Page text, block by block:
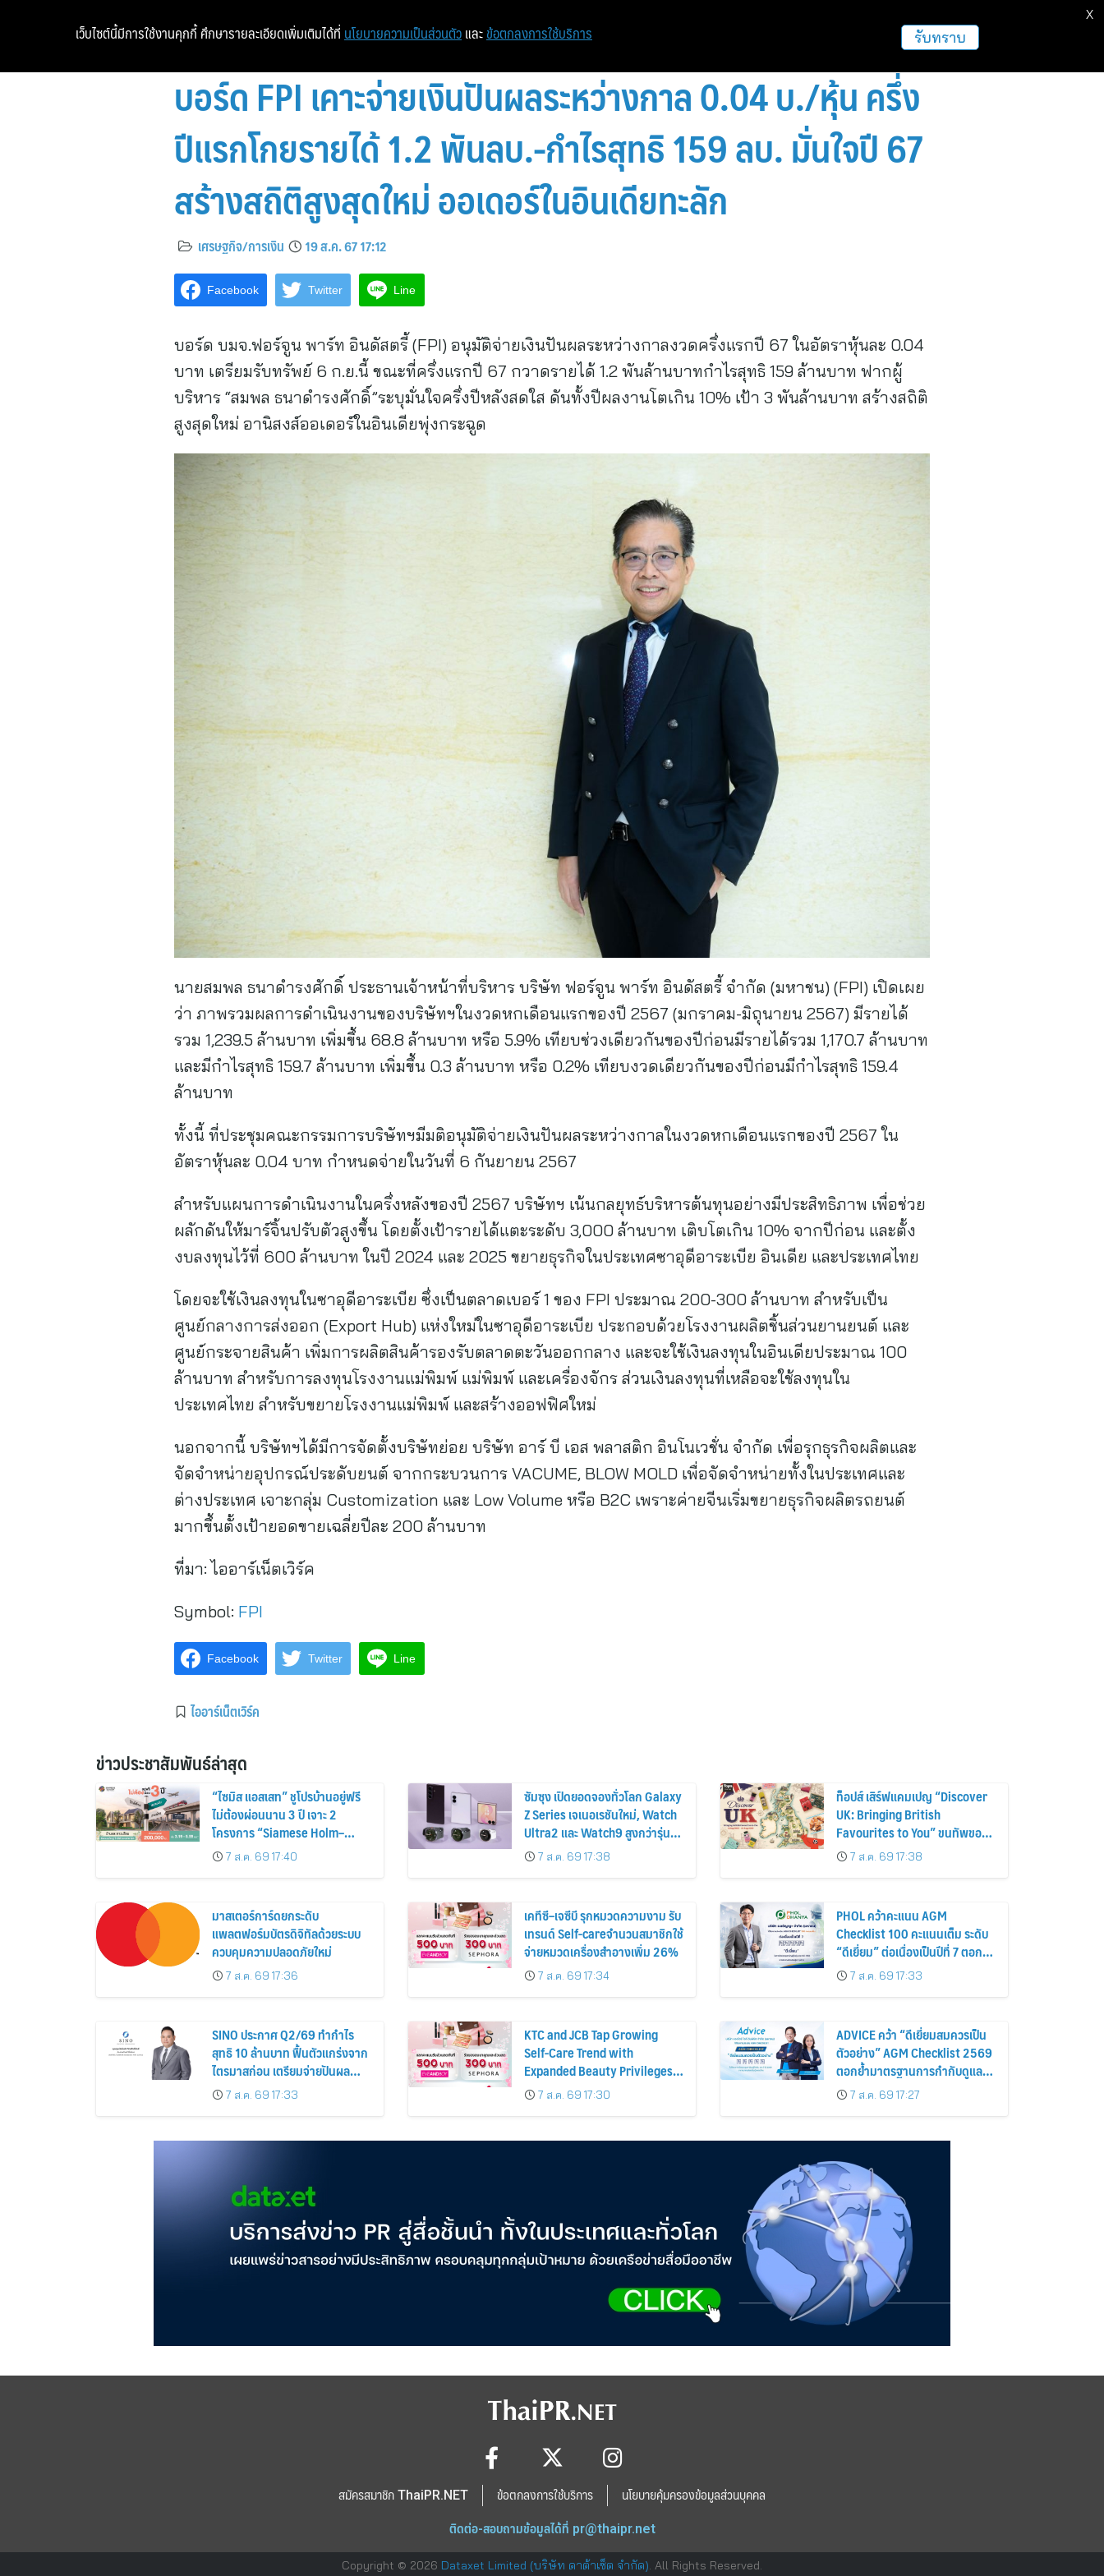
หน้าแรก ท่องเที่ยว ฝากข่าวประชาสัมพันธ์
บอร์ด FPI เคาะจ่ายเงินปันผลระหว่างกาล 0.04 บ./หุ้น ครึ่ง
ปีแรกโกยรายได้ 1.2 พันลบ.-กำไรสุทธิ 159 ลบ. มั่นใจปี 67
สร้างสถิติสูงสุดใหม่ ออเดอร์ในอินเดียทะลัก
เศรษฐกิจ/การเงิน 19 ส.ค. 67 17:12
Facebook Twitter Line
บอร์ด บมจ.ฟอร์จูน พาร์ท อินดัสตรี้ (FPI) อนุมัติจ่ายเงินปันผลระหว่างกาลงวดครึ่งแรกปี 67 ในอัตราหุ้นละ 0.04
บาท เตรียมรับทรัพย์ 6 ก.ย.นี้ ขณะที่ครึ่งแรกปี 67 กวาดรายได้ 1.2 พันล้านบาทกำไรสุทธิ 159 ล้านบาท ฟากผู้
บริหาร “สมพล ธนาดำรงศักดิ์”ระบุมั่นใจครึ่งปีหลังสดใส ดันทั้งปีผลงานโตเกิน 10% เป้า 3 พันล้านบาท สร้างสถิติ
สูงสุดใหม่ อานิสงส์ออเดอร์ในอินเดียพุ่งกระฉูด
นายสมพล ธนาดำรงศักดิ์ ประธานเจ้าหน้าที่บริหาร บริษัท ฟอร์จูน พาร์ท อินดัสตรี้ จำกัด (มหาชน) (FPI) เปิดเผย
ว่า ภาพรวมผลการดำเนินงานของบริษัทฯในงวดหกเดือนแรกของปี 2567 (มกราคม-มิถุนายน 2567) มีรายได้
รวม 1,239.5 ล้านบาท เพิ่มขึ้น 68.8 ล้านบาท หรือ 5.9% เทียบช่วงเดียวกันของปีก่อนมีรายได้รวม 1,170.7 ล้านบาท
และมีกำไรสุทธิ 159.7 ล้านบาท เพิ่มขึ้น 0.3 ล้านบาท หรือ 0.2% เทียบงวดเดียวกันของปีก่อนมีกำไรสุทธิ 159.4
ล้านบาท
ทั้งนี้ ที่ประชุมคณะกรรมการบริษัทฯมีมติอนุมัติจ่ายเงินปันผลระหว่างกาลในงวดหกเดือนแรกของปี 2567 ใน
อัตราหุ้นละ 0.04 บาท กำหนดจ่ายในวันที่ 6 กันยายน 2567
สำหรับแผนการดำเนินงานในครึ่งหลังของปี 2567 บริษัทฯ เน้นกลยุทธ์บริหารต้นทุนอย่างมีประสิทธิภาพ เพื่อช่วย
ผลักดันให้มาร์จิ้นปรับตัวสูงขึ้น โดยตั้งเป้ารายได้แตะระดับ 3,000 ล้านบาท เติบโตเกิน 10% จากปีก่อน และตั้ง
งบลงทุนไว้ที่ 600 ล้านบาท ในปี 2024 และ 2025 ขยายธุรกิจในประเทศซาอุดีอาระเบีย อินเดีย และประเทศไทย
โดยจะใช้เงินลงทุนในซาอุดีอาระเบีย ซึ่งเป็นตลาดเบอร์ 1 ของ FPI ประมาณ 200-300 ล้านบาท สำหรับเป็น
ศูนย์กลางการส่งออก (Export Hub) แห่งใหม่ในซาอุดีอาระเบีย ประกอบด้วยโรงงานผลิตชิ้นส่วนยานยนต์ และ
ศูนย์กระจายสินค้า เพิ่มการผลิตสินค้ารองรับตลาดตะวันออกกลาง และจะใช้เงินลงทุนในอินเดียประมาณ 100
ล้านบาท สำหรับการลงทุนโรงงานแม่พิมพ์ แม่พิมพ์ และเครื่องจักร ส่วนเงินลงทุนที่เหลือจะใช้ลงทุนใน
ประเทศไทย สำหรับขยายโรงงานแม่พิมพ์ และสร้างออฟฟิศใหม่
นอกจากนี้ บริษัทฯได้มีการจัดตั้งบริษัทย่อย บริษัท อาร์ บี เอส พลาสติก อินโนเวชั่น จำกัด เพื่อรุกธุรกิจผลิตและ
จัดจำหน่ายอุปกรณ์ประดับยนต์ จากกระบวนการ VACUME, BLOW MOLD เพื่อจัดจำหน่ายทั้งในประเทศและ
ต่างประเทศ เจาะกลุ่ม Customization และ Low Volume หรือ B2C เพราะค่ายจีนเริ่มขยายธุรกิจผลิตรถยนต์
มากขึ้นตั้งเป้ายอดขายเฉลี่ยปีละ 200 ล้านบาท
ที่มา: ไออาร์เน็ตเวิร์ค
Symbol: FPI
Facebook Twitter Line
ไออาร์เน็ตเวิร์ค
ข่าวประชาสัมพันธ์ล่าสุด
“ไซมิส แอสเสท” ชูโปรบ้านอยู่ฟรี
ไม่ต้องผ่อนนาน 3 ปี เจาะ 2
โครงการ “Siamese Holm–
Siamese Blossom” พร้อม
ส่วนลดและสิทธิพิเศษถึง 31
7 ส.ค. 69 17:40
ซัมซุง เปิดยอดจองทั่วโลก Galaxy
Z Series เจเนอเรชันใหม่, Watch
Ultra2 และ Watch9 สูงกว่ารุ่น
ก่อนหน้ากว่า 30%
7 ส.ค. 69 17:38
ท็อปส์ เสิร์ฟแคมเปญ “Discover
UK: Bringing British
Favourites to You” ขนทัพของ
อร่อยและไอเท็มฮิตจากสหราช
อาณาจักร ส่งตรงถึงมือตั้งแต่วัน
7 ส.ค. 69 17:38
มาสเตอร์การ์ดยกระดับ
แพลตฟอร์มบัตรดิจิทัลด้วยระบบ
ควบคุมความปลอดภัยใหม่
7 ส.ค. 69 17:36
เคทีซี–เจซีบี รุกหมวดความงาม รับ
เทรนด์ Self-careจำนวนสมาชิกใช้
จ่ายหมวดเครื่องสำอางเพิ่ม 26%
7 ส.ค. 69 17:34
PHOL คว้าคะแนน AGM
Checklist 100 คะแนนเต็ม ระดับ
“ดีเยี่ยม” ต่อเนื่องเป็นปีที่ 7 ตอกย้ำ
การดำเนินธุรกิจตามหลักธรรมาภิ
บาล โปร่งใส สร้างความเชื่อมั่นผู้
7 ส.ค. 69 17:33
SINO ประกาศ Q2/69 ทำกำไร
สุทธิ 10 ล้านบาท ฟื้นตัวแกร่งจาก
ไตรมาสก่อน เตรียมจ่ายปันผล
ระหว่างกาล 0.014423 บาทต่อหุ้น
ครึ่งปีหลังมุ่งเติบโตต่อเนื่อง
7 ส.ค. 69 17:33
KTC and JCB Tap Growing
Self-Care Trend with
Expanded Beauty Privileges
Number of KTC JCB
Cardmembers Spending on
7 ส.ค. 69 17:30
ADVICE คว้า “ดีเยี่ยมสมควรเป็น
ตัวอย่าง” AGM Checklist 2569
ตอกย้ำมาตรฐานการกำกับดูแล
กิจการที่ดี
7 ส.ค. 69 17:27
สมัครสมาชิก ThaiPR.NET ข้อตกลงการใช้บริการ นโยบายคุ้มครองข้อมูลส่วนบุคคล
ติดต่อ-สอบถามข้อมูลได้ที่ pr@thaipr.net
Copyright © 2026 Dataxet Limited (บริษัท ดาต้าเซ็ต จำกัด). All Rights Reserved.
เว็บไซต์นี้มีการใช้งานคุกกี้ ศึกษารายละเอียดเพิ่มเติมได้ที่ นโยบายความเป็นส่วนตัว และ ข้อตกลงการใช้บริการ รับทราบ
X